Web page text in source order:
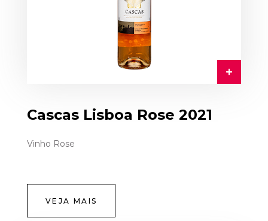
Cascas Lisboa Rose 2021
Vinho Rose
VEJA MAIS